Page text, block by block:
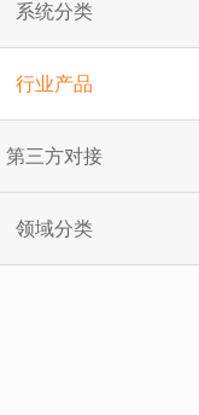
系统分类
行业产品
第三方对接
领域分类